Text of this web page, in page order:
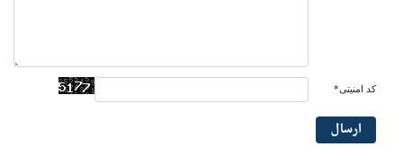
کد امنیتی*
ارسال